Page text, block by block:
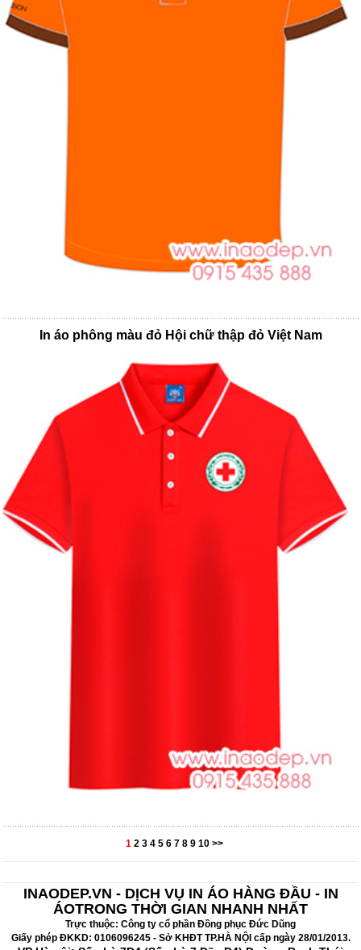
In áo phông màu đỏ Hội chữ thập đỏ Việt Nam
1 2 3 4 5 6 7 8 9 10 >>
INAODEP.VN - DỊCH VỤ IN ÁO HÀNG ĐẦU - IN
ÁOTRONG THỜI GIAN NHANH NHẤT
Trực thuộc: Công ty cổ phần Đồng phục Đức Dũng
Giấy phép ĐKKD: 0106096245 - Sở KHĐT TP.HÀ NỘI cấp ngày 28/01/2013.